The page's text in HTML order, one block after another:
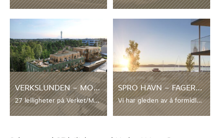
VERKSLUNDEN – MOSS
27 leiligheter på Verket/Moss
SPRO HAVN – FAGERSTRAND
Vi har gleden av å formidle at Bolig & Eiendomsutvikling AS sammen med Hersleth Eiendom AS nå har gått inn på eiersiden i Spro Havn på Nesodden, og trer inn som utvikler av prosjektet videre. Spro Havn omfatter en utbygging av 36 000 kvm. bolig og næring, samt molo og båthavn, og ikke minst en […]